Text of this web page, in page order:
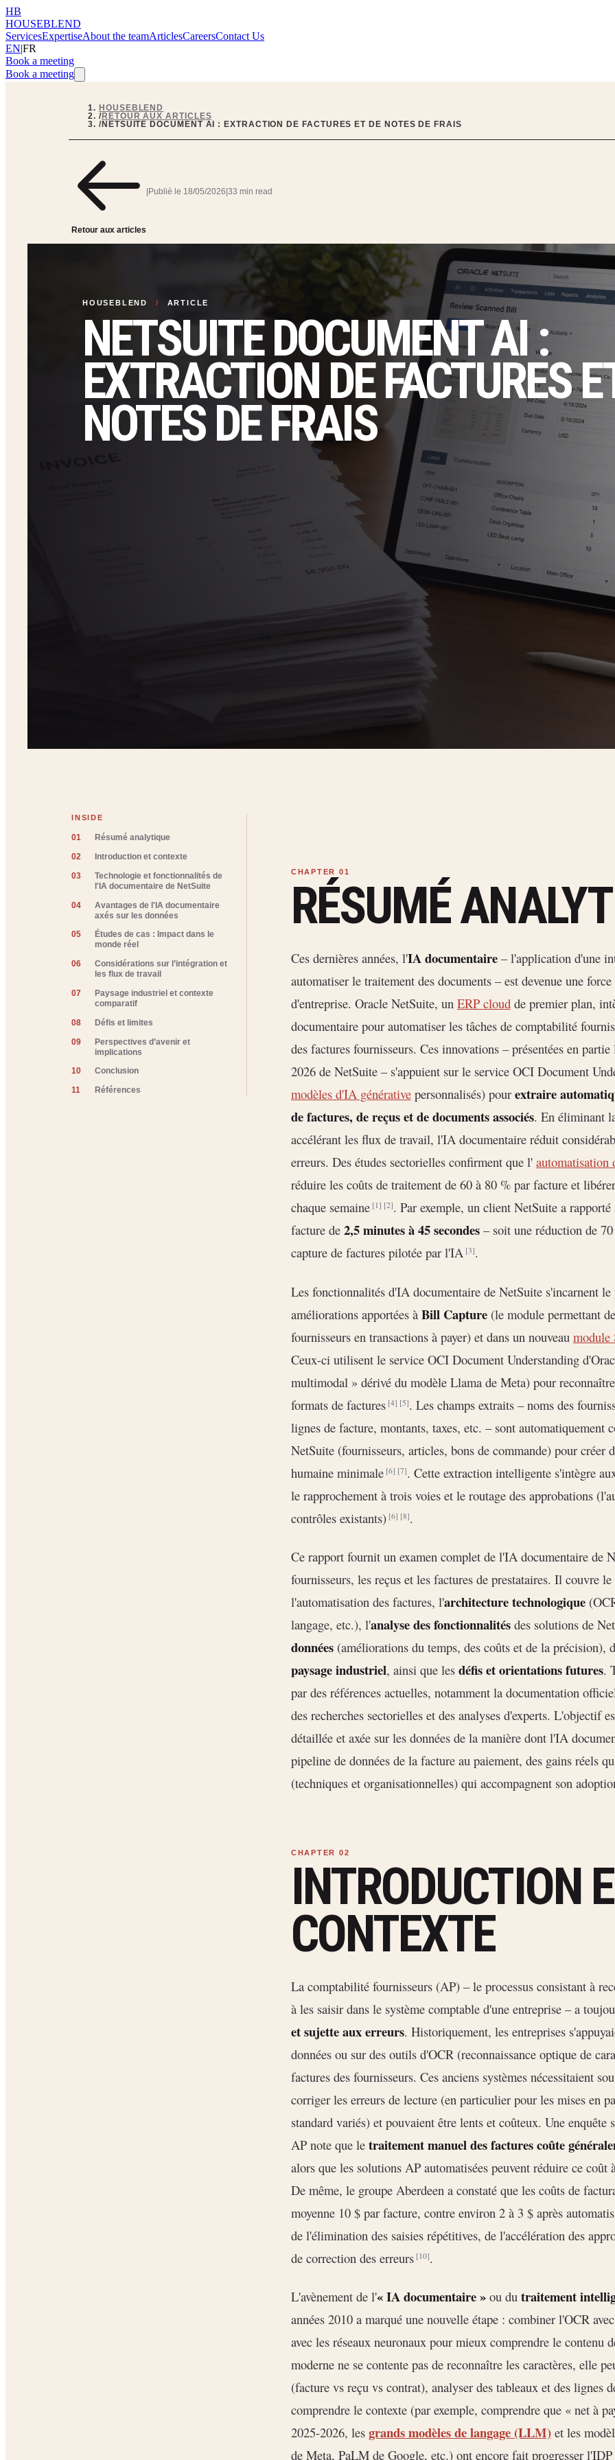
HB
HOUSEBLEND
ServicesExpertiseAbout the teamArticlesCareersContact Us
EN|FR
Book a meeting
Book a meeting
HOUSEBLEND
/RETOUR AUX ARTICLES
/NETSUITE DOCUMENT AI : EXTRACTION DE FACTURES ET DE NOTES DE FRAIS
Retour aux articles
Publié le 18/05/2026 33 min read
HOUSEBLEND / ARTICLE
NETSUITE DOCUMENT AI :
EXTRACTION DE FACTURES
NOTES DE FRAIS
INSIDE
01 Résumé analytique
02 Introduction et contexte
03
Technologie et fonctionnalités de
l'IA documentaire de NetSuite
04
Avantages de l'IA documentaire
axés sur les données
05
Études de cas : Impact dans le
monde réel
06
Considérations sur l’intégration et
les flux de travail
07
Paysage industriel et contexte
comparatif
08 Défis et limites
09
Perspectives d’avenir et
implications
10 Conclusion
11 Références
RÉSUMÉ
Ces dernières années, l'IA documentaire – l'application d'une
automatiser le traitement des documents – est devenue une
d'entreprise. Oracle NetSuite, un ERP cloud de premier plan,
documentaire pour automatiser les tâches de comptabilité
des factures fournisseurs. Ces innovations – présentées en
2026 de NetSuite – s'appuient sur le service OCI Document
modèles d'IA générative personnalisés) pour extraire
de factures, de reçus et de documents associés. En éliminant
accélérant les flux de travail, l'IA documentaire réduit
erreurs. Des études sectorielles confirment que l' automatisation
réduire les coûts de traitement de 60 à 80 % par facture et
chaque semaine[1] [2]. Par exemple, un client NetSuite a
facture de 2,5 minutes à 45 secondes – soit une réduction de
capture de factures pilotée par l'IA[3].
Les fonctionnalités d'IA documentaire de NetSuite s'incarnent
améliorations apportées à Bill Capture (le module permettant
fournisseurs en transactions à payer) et dans un nouveau module
Ceux-ci utilisent le service OCI Document Understanding
multimodal » dérivé du modèle Llama de Meta) pour
formats de factures[4] [5]. Les champs extraits – noms des
lignes de facture, montants, taxes, etc. – sont automatiquement
NetSuite (fournisseurs, articles, bons de commande) pour créer
humaine minimale[6] [7]. Cette extraction intelligente s'intègre
le rapprochement à trois voies et le routage des approbations
contrôles existants)[6] [8].
Ce rapport fournit un examen complet de l'IA documentaire de
fournisseurs, les reçus et les factures de prestataires. Il couvre le
l'automatisation des factures, l'architecture technologique
langage, etc.), l'analyse des fonctionnalités des solutions de
données (améliorations du temps, des coûts et de la précision),
paysage industriel, ainsi que les défis et orientations futures.
par des références actuelles, notamment la documentation
des recherches sectorielles et des analyses d'experts. L'objectif
détaillée et axée sur les données de la manière dont l'IA
pipeline de données de la facture au paiement, des gains réels
(techniques et organisationnelles) qui accompagnent son
INTRODUCTION
CONTEXTE
La comptabilité fournisseurs (AP) – le processus consistant à
à les saisir dans le système comptable d'une entreprise – a
et sujette aux erreurs. Historiquement, les entreprises
données ou sur des outils d'OCR (reconnaissance optique de
factures des fournisseurs. Ces anciens systèmes nécessitaient
corriger les erreurs de lecture (en particulier pour les mises en
standard variés) et pouvaient être lents et coûteux. Une enquête
AP note que le traitement manuel des factures coûte
alors que les solutions AP automatisées peuvent réduire ce
De même, le groupe Aberdeen a constaté que les coûts de
moyenne 10 $ par facture, contre environ 2 à 3 $ après
de l'élimination des saisies répétitives, de l'accélération des
de correction des erreurs[10].
L'avènement de l'« IA documentaire » ou du traitement
années 2010 a marqué une nouvelle étape : combiner l'OCR
avec les réseaux neuronaux pour mieux comprendre le contenu
moderne ne se contente pas de reconnaître les caractères, elle
(facture vs reçu vs contrat), analyser des tableaux et des lignes
comprendre le contexte (par exemple, comprendre que « net à
2025-2026, les grands modèles de langage (LLM) et les
de Meta, PaLM de Google, etc.) ont encore fait progresser